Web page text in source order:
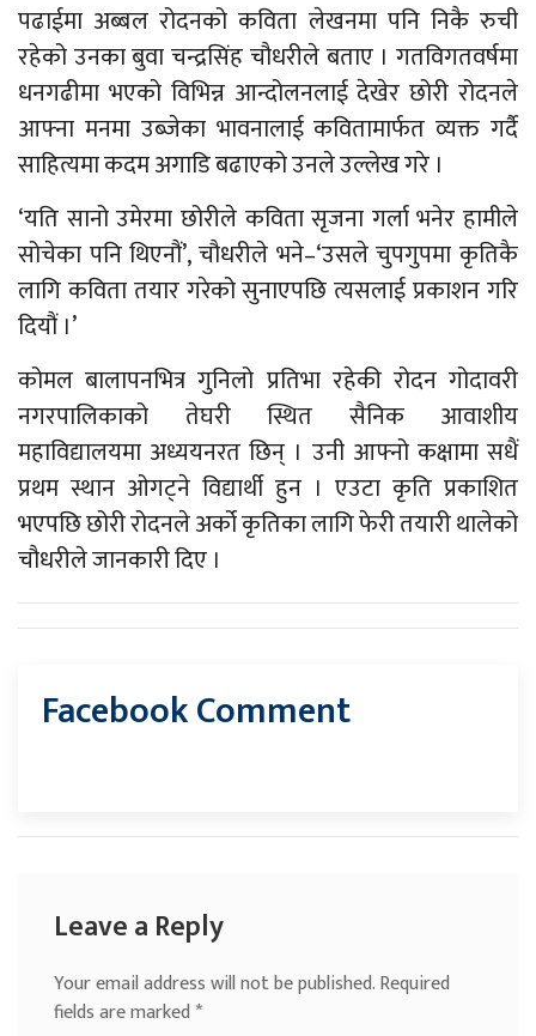
पढाईमा अब्बल रोदनको कविता लेखनमा पनि निकै रुची
रहेको उनका बुवा चन्द्रसिंह चौधरीले बताए । गतविगतवर्षमा
धनगढीमा भएको विभिन्न आन्दोलनलाई देखेर छोरी रोदनले
आफ्ना मनमा उब्जेका भावनालाई कवितामार्फत व्यक्त गर्दै
साहित्यमा कदम अगाडि बढाएको उनले उल्लेख गरे ।
‘यति सानो उमेरमा छोरीले कविता सृजना गर्ला भनेर हामीले
सोचेका पनि थिएनौं’, चौधरीले भने–‘उसले चुपगुपमा कृतिकै
लागि कविता तयार गरेको सुनाएपछि त्यसलाई प्रकाशन गरि
दियौं ।’
कोमल बालापनभित्र गुनिलो प्रतिभा रहेकी रोदन गोदावरी
नगरपालिकाको तेघरी स्थित सैनिक आवाशीय
महाविद्यालयमा अध्ययनरत छिन् । उनी आफ्नो कक्षामा सधैं
प्रथम स्थान ओगट्ने विद्यार्थी हुन । एउटा कृति प्रकाशित
भएपछि छोरी रोदनले अर्को कृतिका लागि फेरी तयारी थालेको
चौधरीले जानकारी दिए ।
Facebook Comment
Leave a Reply
Your email address will not be published.Required
fields are marked*